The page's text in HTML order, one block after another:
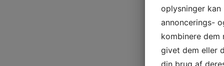
oplysninger
annoncerings-
kombinere dem
givet dem eller
din brug af